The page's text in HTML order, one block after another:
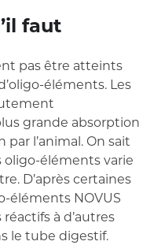
faut
pas être atteints
éléments. Les
grande absorption
l’animal. On sait
éléments varie
D’après certaines
éléments NOVUS
à d’autres
le tube digestif.